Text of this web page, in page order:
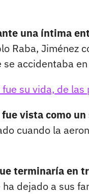
una íntima
Raba, Jiménez
accidentaba
su vida, de
vista como
cuando la
terminaría en
dejado a sus